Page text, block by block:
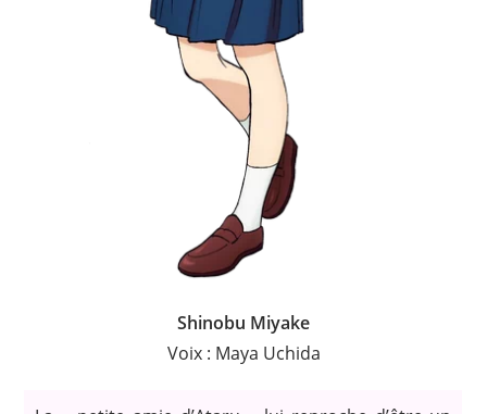
Shinobu Miyake
Voix : Maya Uchida